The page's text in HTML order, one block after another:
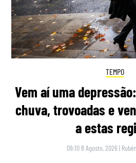
TEMPO
Vem aí uma
chuva, trovoadas e
a estas
09:10 8 Agosto, 2026 |